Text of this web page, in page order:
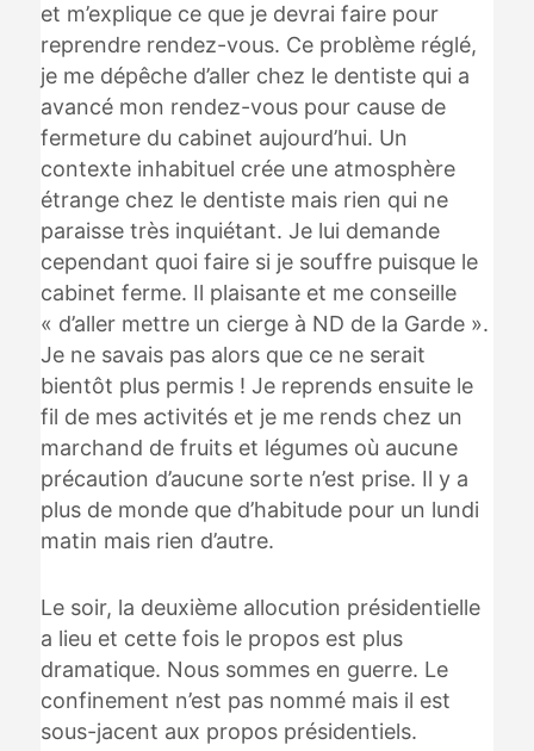
et m’explique ce que je devrai faire pour
reprendre rendez-vous. Ce problème réglé,
je me dépêche d’aller chez le dentiste qui a
avancé mon rendez-vous pour cause de
fermeture du cabinet aujourd’hui. Un
contexte inhabituel crée une atmosphère
étrange chez le dentiste mais rien qui ne
paraisse très inquiétant. Je lui demande
cependant quoi faire si je souffre puisque le
cabinet ferme. Il plaisante et me conseille
« d’aller mettre un cierge à ND de la Garde ».
Je ne savais pas alors que ce ne serait
bientôt plus permis ! Je reprends ensuite le
fil de mes activités et je me rends chez un
marchand de fruits et légumes où aucune
précaution d’aucune sorte n’est prise. Il y a
plus de monde que d’habitude pour un lundi
matin mais rien d’autre.
Le soir, la deuxième allocution présidentielle
a lieu et cette fois le propos est plus
dramatique. Nous sommes en guerre. Le
confinement n’est pas nommé mais il est
sous-jacent aux propos présidentiels.